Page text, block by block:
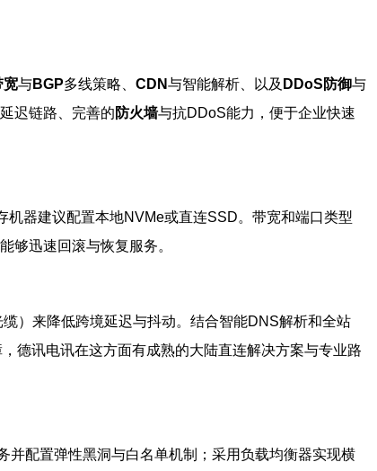
宽与BGP多线策略、 CDN与智能解析、以及 DDoS防御与
迟链路、完善的 防火墙与抗DDoS能力，便于企业快速
器建议配置本地NVMe或直连SSD。带宽和端口类型
够迅速回滚与恢复服务。
）来降低跨境延迟与抖动。结合智能DNS解析和全站
德讯电讯在这方面有成熟的大陆直连解决方案与专业路
并配置弹性黑洞与白名单机制；采用负载均衡器实现横